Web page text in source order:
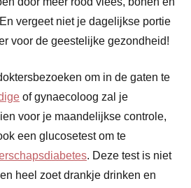
vergeet niet je dagelijkse portie
voor de geestelijke gezondheid!
om in de gaten te
of gynaecoloog zal je
voor je maandelijkse controle,
een glucosetest om te
. Deze test is niet
heel zoet drankje drinken en